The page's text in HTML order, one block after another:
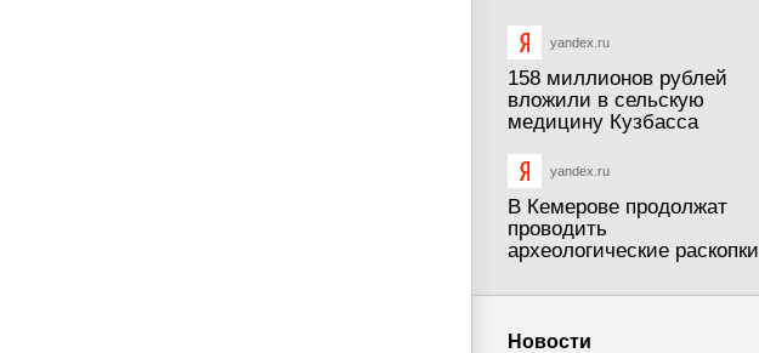
yandex.ru
158 миллионов рублей
вложили в сельскую
медицину Кузбасса
yandex.ru
В Кемерове продолжат
проводить
археологические раскопки
Новости